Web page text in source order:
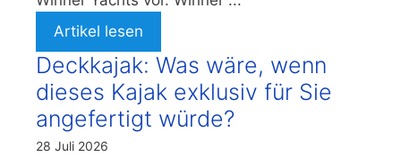
Artikel lesen
Deckkajak: Was wäre, wenn
dieses Kajak exklusiv für Sie
angefertigt würde?
28 Juli 2026